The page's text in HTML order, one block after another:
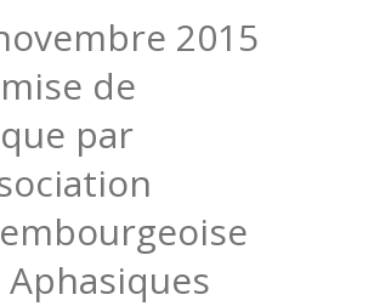
2015
de
par
Aphasiques